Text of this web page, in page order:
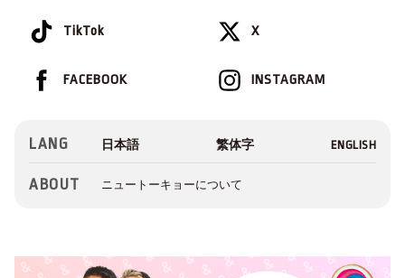
TikTok X
INSTAGRAM
FACEBOOK
LANG
ABOUT ニュートーキョーについて